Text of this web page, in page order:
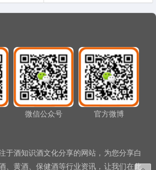
微信公众号 官方微博
于酒知识酒文化分享的网站，为您分享白
、黄酒、保健酒等行业资讯，让我们在此